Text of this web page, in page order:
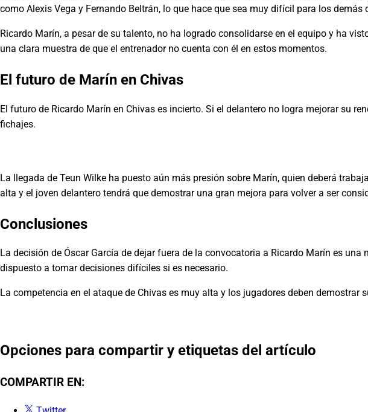
como Alexis Vega y Fernando Beltrán, lo que hace que sea muy difícil para los
Ricardo Marín, a pesar de su talento, no ha logrado consolidarse en el equipo y ha
una clara muestra de que el entrenador no cuenta con él en estos momentos.
El futuro de Marín en Chivas
El futuro de Ricardo Marín en Chivas es incierto. Si el delantero no logra mejorar su
fichajes.
La llegada de Teun Wilke ha puesto aún más presión sobre Marín, quien deberá
alta y el joven delantero tendrá que demostrar una gran mejora para volver a ser
Conclusiones
La decisión de Óscar García de dejar fuera de la convocatoria a Ricardo Marín es
dispuesto a tomar decisiones difíciles si es necesario.
La competencia en el ataque de Chivas es muy alta y los jugadores deben
Opciones para compartir y etiquetas del artículo
COMPARTIR EN: